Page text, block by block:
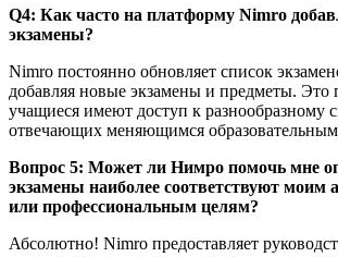
Q4: Как часто на платформу Nimro
экзамены?
Nimro постоянно обновляет список
добавляя новые экзамены и предметы. Это
учащиеся имеют доступ к разнообразному
отвечающих меняющимся образовательным
Вопрос 5: Может ли Нимро помочь мне
экзамены наиболее соответствуют моим
или профессиональным целям?
Абсолютно! Nimro предоставляет